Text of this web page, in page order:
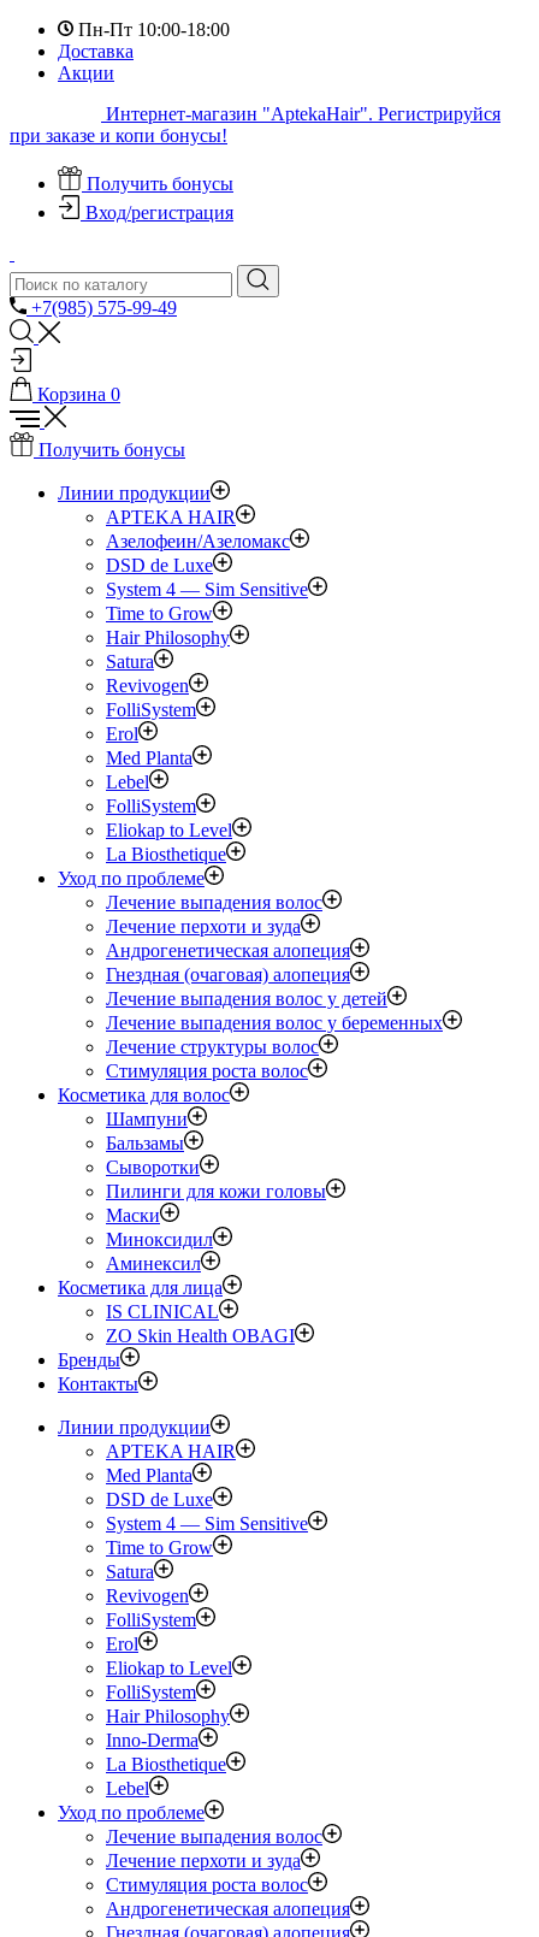
Пн-Пт 10:00-18:00
Доставка
Акции
Интернет-магазин "AptekaHair". Регистрируйся
при заказе и копи бонусы!
Получить бонусы
Вход/регистрация
+7(985) 575-99-49
Корзина 0
Получить бонусы
Линии продукции
APTEKA HAIR
Азелофеин/Aзеломакс
DSD de Luxe
System 4 — Sim Sensitive
Time to Grow
Hair Philosophy
Satura
Revivogen
FolliSystem
Erol
Med Planta
Lebel
FolliSystem
Eliokap to Level
La Biosthetique
Уход по проблеме
Лечение выпадения волос
Лечение перхоти и зуда
Андрогенетическая алопеция
Гнездная (очаговая) алопеция
Лечение выпадения волос у детей
Лечение выпадения волос у беременных
Лечение структуры волос
Стимуляция роста волос
Косметика для волос
Шампуни
Бальзамы
Сыворотки
Пилинги для кожи головы
Маски
Миноксидил
Аминексил
Косметика для лица
IS CLINICAL
ZO Skin Health OBAGI
Бренды
Контакты
Линии продукции
APTEKA HAIR
Med Planta
DSD de Luxe
System 4 — Sim Sensitive
Time to Grow
Satura
Revivogen
FolliSystem
Erol
Eliokap to Level
FolliSystem
Hair Philosophy
Inno-Derma
La Biosthetique
Lebel
Уход по проблеме
Лечение выпадения волос
Лечение перхоти и зуда
Стимуляция роста волос
Андрогенетическая алопеция
Гнездная (очаговая) алопеция